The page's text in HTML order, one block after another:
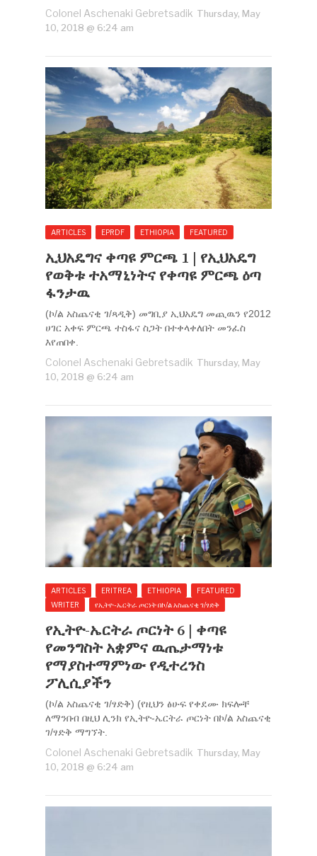
Colonel Aschenaki Gebretsadik Thursday, May
10, 2018 @ 6:24 am
ARTICLES EPRDF ETHIOPIA FEATURED
ኢህአዴግና ቀጣዩ ምርጫ 1 | የኢህአዴግ
የወቅቱ ተአማኒነትና የቀጣዩ ምርጫ ዕጣ
ፋንታዉ
(ኮ/ል አስጨናቂ ገ/ጻዲቅ) መግቢያ ኢህአዴግ መጪዉን የ2012
ሀገር አቀፍ ምርጫ ተስፋና ስጋት በተቀላቀለበት መንፈስ
እየጠበቀ.
Colonel Aschenaki Gebretsadik Thursday, May
10, 2018 @ 6:24 am
ARTICLES ERITREA ETHIOPIA
FEATURED
WRITER
የኢትዮ-ኤርትራ ጦርነት በኮ/ል አስጨናቂ ገ/ፃድቅ
የኢትዮ-ኤርትራ ጦርነት 6 | ቀጣዩ
የመንግስት አቋምና ዉጤታማነቱ
የማያስተማምነው የዲተረንስ
ፖሊሲያችን
(ኮ/ል አስጨናቂ ገ/ፃድቅ) (የዚህን ፅሁፍ የቀደሙ ክፍሎቸ
ለማንበብ በዚህ ሊንክ የኢትዮ-ኤርትራ ጦርነት በኮ/ል አስጨናቂ
ገ/ፃድቅ ማግኘት.
Colonel Aschenaki Gebretsadik Thursday, May
10, 2018 @ 6:24 am